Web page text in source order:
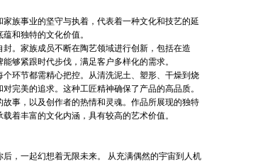
族事业的坚守与执着，代表着一种文化和技艺的延
和独特的文化价值。
。家族成员不断在陶艺领域进行创新，包括在造
够紧跟时代步伐，满足客户多样化的需求。
环节都需精心把控。从清洗泥土、塑形、干燥到烧
完美的追求。这种工匠精神确保了产品的高品质。
事，以及创作者的热情和灵魂。作品所展现的独特
着丰富的文化内涵，具有较高的艺术价值。
，一起幻想着无限未来。 从充满偶然的宇宙到人机